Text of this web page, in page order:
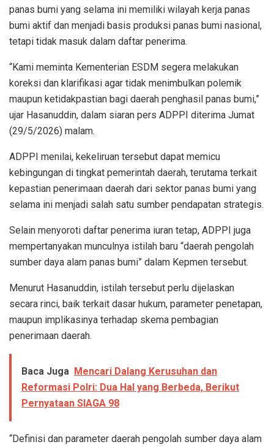
panas bumi yang selama ini memiliki wilayah kerja panas
bumi aktif dan menjadi basis produksi panas bumi nasional,
tetapi tidak masuk dalam daftar penerima.
“Kami meminta Kementerian ESDM segera melakukan
koreksi dan klarifikasi agar tidak menimbulkan polemik
maupun ketidakpastian bagi daerah penghasil panas bumi,”
ujar Hasanuddin, dalam siaran pers ADPPI diterima Jumat
(29/5/2026) malam.
ADPPI menilai, kekeliruan tersebut dapat memicu
kebingungan di tingkat pemerintah daerah, terutama terkait
kepastian penerimaan daerah dari sektor panas bumi yang
selama ini menjadi salah satu sumber pendapatan strategis.
Selain menyoroti daftar penerima iuran tetap, ADPPI juga
mempertanyakan munculnya istilah baru “daerah pengolah
sumber daya alam panas bumi” dalam Kepmen tersebut.
Menurut Hasanuddin, istilah tersebut perlu dijelaskan
secara rinci, baik terkait dasar hukum, parameter penetapan,
maupun implikasinya terhadap skema pembagian
penerimaan daerah.
Baca Juga Mencari Dalang Kerusuhan dan
Reformasi Polri: Dua Hal yang Berbeda, Berikut
Pernyataan SIAGA 98
“Definisi dan parameter daerah pengolah sumber daya alam